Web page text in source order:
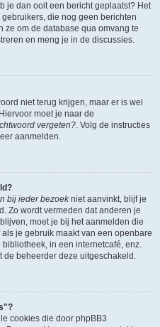
je dan ooit een bericht geplaatst? Het
die nog geen berichten
ze om de database qua omvang te
en meng je in de discussies.
niet terug krijgen, maar er is wel
moet je naar de
vergeten?. Volg de instructies
aanmelden.
bij ieder bezoekniet aanvinkt, blijf je
Zo wordt vermeden dat anderen je
moet je bij het aanmelden die
je gebruik maakt van een openbare
in een internetcafé, enz.
de beheerder deze uitgeschakeld.
cookies die door phpBB3